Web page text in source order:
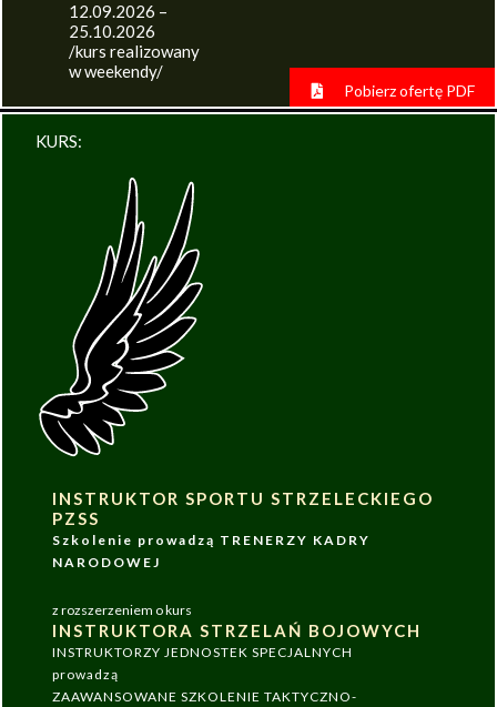
12.09.2026 –
25.10.2026
/kurs realizowany
w weekendy/
Pobierz ofertę PDF
KURS:
INSTRUKTOR SPORTU STRZELECKIEGO
PZSS
Szkolenie prowadzą TRENERZY KADRY
NARODOWEJ
z rozszerzeniem o kurs
INSTRUKTORA STRZELAŃ BOJOWYCH
INSTRUKTORZY JEDNOSTEK SPECJALNYCH
prowadzą
ZAAWANSOWANE SZKOLENIE TAKTYCZNO-